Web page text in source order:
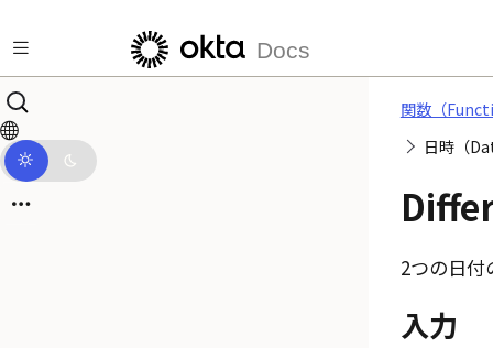
Docs
関数（
日時（
2つの日付
入力